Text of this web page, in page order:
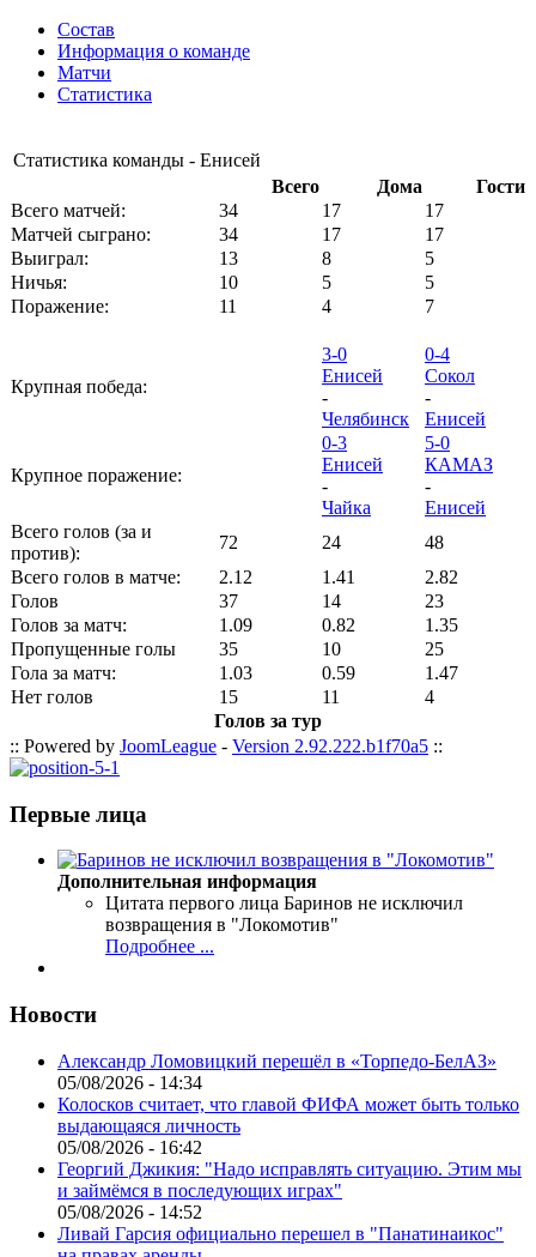
Состав
Информация о команде
Матчи
Статистика
Статистика команды - Енисей
Всего
Дома
Гости
Всего матчей:
34 17
17
Матчей сыграно:
34 17
17
Выиграл:
13 8
5
Ничья:
10 5
5
Поражение:
11 4 7
Крупная победа:
3-0
Енисей
-
Челябинск
0-4
Сокол
-
Енисей
Крупное поражение:
0-3
Енисей
-
Чайка
5-0
КАМАЗ
-
Енисей
Всего голов (за и
против):
72 24
48
Всего голов в матче:
2.12 1.41
2.82
Голов
37 14
23
Голов за матч:
1.09 0.82
1.35
Пропущенные голы
35 10
25
Гола за матч:
1.03 0.59
1.47
Нет голов
15 11
4
Голов за тур
:: Powered by JoomLeague - Version 2.92.222.b1f70a5 ::
Первые лица
Дополнительная информация
Цитата первого лица Баринов не исключил
возвращения в "Локомотив"
Подробнее ...
Новости
Александр Ломовицкий перешёл в «Торпедо-БелАЗ»
05/08/2026 - 14:34
Колосков считает, что главой ФИФА может быть только
выдающаяся личность
05/08/2026 - 16:42
Георгий Джикия: "Надо исправлять ситуацию. Этим мы
и займёмся в последующих играх"
05/08/2026 - 14:52
Ливай Гарсия официально перешел в "Панатинаикос"